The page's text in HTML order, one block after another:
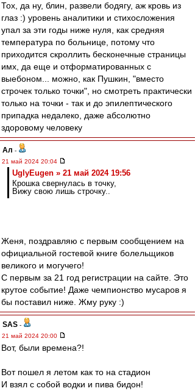
Тох, да ну, блин, развели бодягу, аж кровь из
глаз :) уровень аналитики и стихосложения
упал за эти годы ниже нуля, как средняя
температура по больнице, потому что
приходится скроллить бесконечные страницы
имх, да еще и отформатированных с
выебоном... можно, как Пушкин, "вместо
строчек только точки", но смотреть практически
только на точки - так и до эпилептического
припадка недалеко, даже абсолютно
здоровому человеку
Ал -
21 май 2024 20:04
UglyEugen » 21 май 2024 19:56
Крошка свернулась в точку,
Вижу свою лишь строчку..
Женя, поздравляю с первым сообщением на
официальной гостевой книге болельщиков
великого и могучего!
С первым за 21 год регистрации на сайте. Это
крутое событие! Даже чемпионство мусаров я
бы поставил ниже. Жму руку :)
SAS -
21 май 2024 20:00
Вот, были времена?!
Вот пошел я летом как то на стадион
И взял с собой водки и пива бидон!